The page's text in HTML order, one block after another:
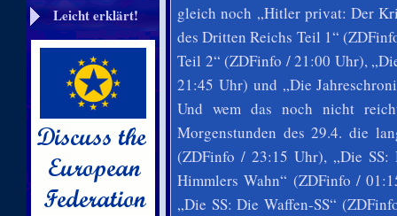
Leicht erklärt!
gleich noch „Hitler privat: Der
des Dritten Reichs Teil 1“
Teil 2“ (ZDFinfo / 21:00 Uhr),
21:45 Uhr) und „Die
Und wem das noch nicht
Morgenstunden des 29.4. die
(ZDFinfo / 23:15 Uhr), „Die
Himmlers Wahn“ (ZDFinfo /
„Die SS: Die Waffen-SS“